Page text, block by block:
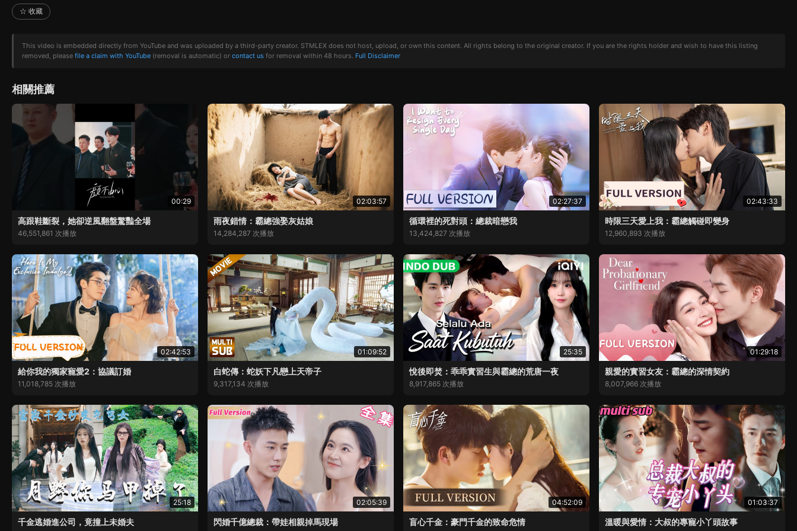
☆ 收藏
This video is embedded directly from YouTube and was uploaded by a third-party creator. STMLEX does not host, upload, or own this content. All rights belong to the original creator. If you are the rights holder and wish to have this listing
removed, please file a claim with YouTube (removal is automatic) or contact us for removal within 48 hours. Full Disclaimer
相關推薦
00:29
高跟鞋斷裂，她卻逆風翻盤驚豔全場
46,551,861 次播放
02:03:57
雨夜錯情：霸總強娶灰姑娘
14,284,287 次播放
02:27:37
循環裡的死對頭：總裁暗戀我
13,424,827 次播放
02:43:33
時限三天愛上我：霸總觸碰即變身
12,960,893 次播放
02:42:53
給你我的獨家寵愛2：協議訂婚
11,018,785 次播放
01:09:52
白蛇傳：蛇妖下凡戀上天帝子
9,317,134 次播放
25:35
悅後即焚：乖乖實習生與霸總的荒唐一夜
8,917,865 次播放
01:29:18
親愛的實習女友：霸總的深情契約
8,007,966 次播放
25:18
千金逃婚進公司，竟撞上未婚夫
02:05:39
閃婚千億總裁：帶娃相親掉馬現場
04:52:09
盲心千金：豪門千金的致命危情
01:03:37
溫暖與愛情：大叔的專寵小丫頭故事